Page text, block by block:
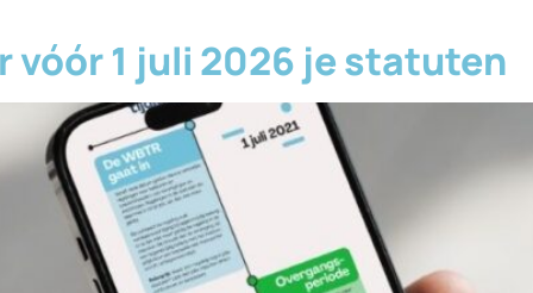
1 juli 2026 je statuten